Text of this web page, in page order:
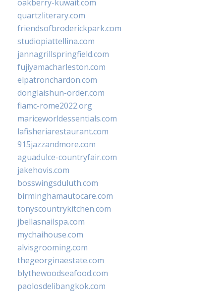
oakberry-kuwait.com
quartzliterary.com
friendsofbroderickpark.com
studiopiattellina.com
jannagrillspringfield.com
fujiyamacharleston.com
elpatronchardon.com
donglaishun-order.com
fiamc-rome2022.org
mariceworldessentials.com
lafisheriarestaurant.com
915jazzandmore.com
aguadulce-countryfair.com
jakehovis.com
bosswingsduluth.com
birminghamautocare.com
tonyscountrykitchen.com
jbellasnailspa.com
mychaihouse.com
alvisgrooming.com
thegeorginaestate.com
blythewoodseafood.com
paolosdelibangkok.com